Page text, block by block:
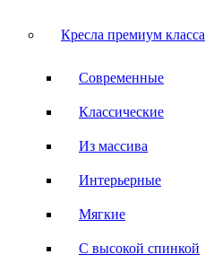
Кресла премиум класса
Современные
Классические
Из массива
Интерьерные
Мягкие
С высокой спинкой